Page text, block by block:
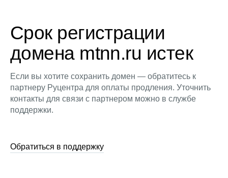
Срок регистрации
домена mtnn.ru истек
Если вы хотите сохранить домен — обратитесь к
партнеру Руцентра для оплаты продления. Уточнить
контакты для связи с партнером можно в службе
поддержки.
Обратиться в поддержку